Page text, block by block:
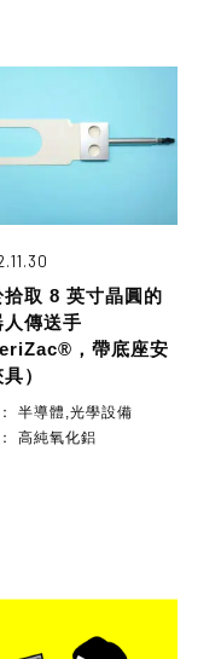
拾取 8 英寸晶圓的
人傳送手
，帶底座安
）
半導體,光學設備
高純氧化鋁